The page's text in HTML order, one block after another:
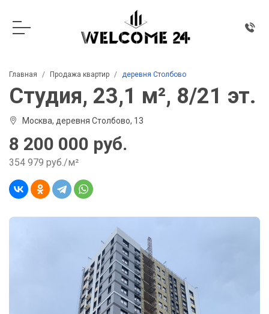
Главная Продажа квартир деревня Столбово
Студия, 23,1 м², 8/21 эт.
Москва, деревня Столбово, 13
8 200 000 руб.
354 979 руб./м²